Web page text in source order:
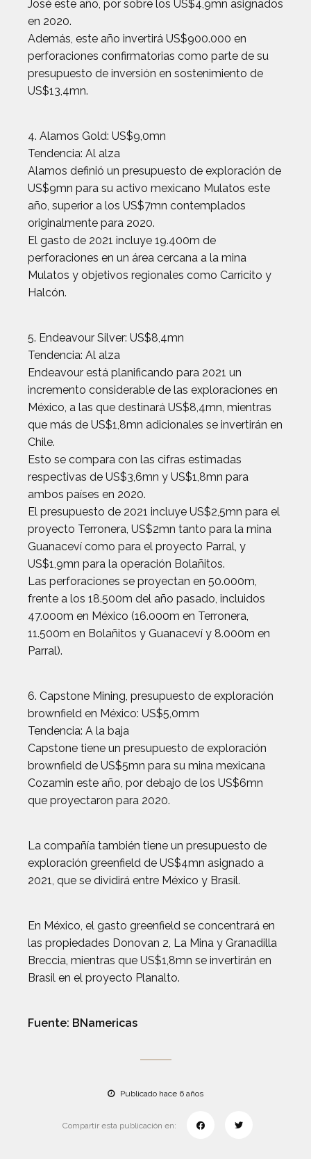
José este año, por sobre los US$4,9mn asignados
en 2020.
Además, este año invertirá US$900.000 en
perforaciones confirmatorias como parte de su
presupuesto de inversión en sostenimiento de
US$13,4mn.
4. Alamos Gold: US$9,0mn
Tendencia: Al alza
Alamos definió un presupuesto de exploración de
US$9mn para su activo mexicano Mulatos este
año, superior a los US$7mn contemplados
originalmente para 2020.
El gasto de 2021 incluye 19.400m de
perforaciones en un área cercana a la mina
Mulatos y objetivos regionales como Carricito y
Halcón.
5. Endeavour Silver: US$8,4mn
Tendencia: Al alza
Endeavour está planificando para 2021 un
incremento considerable de las exploraciones en
México, a las que destinará US$8,4mn, mientras
que más de US$1,8mn adicionales se invertirán en
Chile.
Esto se compara con las cifras estimadas
respectivas de US$3,6mn y US$1,8mn para
ambos países en 2020.
El presupuesto de 2021 incluye US$2,5mn para el
proyecto Terronera, US$2mn tanto para la mina
Guanaceví como para el proyecto Parral, y
US$1,9mn para la operación Bolañitos.
Las perforaciones se proyectan en 50.000m,
frente a los 18.500m del año pasado, incluidos
47.000m en México (16.000m en Terronera,
11.500m en Bolañitos y Guanaceví y 8.000m en
Parral).
6. Capstone Mining, presupuesto de exploración
brownfield en México: US$5,0mm
Tendencia: A la baja
Capstone tiene un presupuesto de exploración
brownfield de US$5mn para su mina mexicana
Cozamin este año, por debajo de los US$6mn
que proyectaron para 2020.
La compañía también tiene un presupuesto de
exploración greenfield de US$4mn asignado a
2021, que se dividirá entre México y Brasil.
En México, el gasto greenfield se concentrará en
las propiedades Donovan 2, La Mina y Granadilla
Breccia, mientras que US$1,8mn se invertirán en
Brasil en el proyecto Planalto.
Fuente: BNamericas
Publicado hace 6 años
Compartir esta publicación en: